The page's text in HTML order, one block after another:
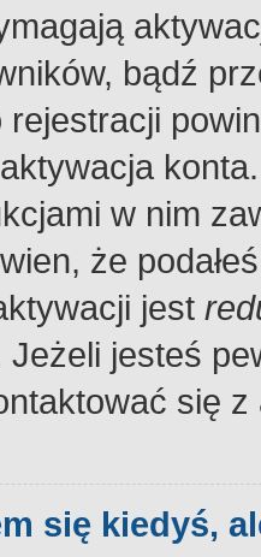
bądź
rejestracji
w nim
że
jest
jesteś
się
się kiedyś,